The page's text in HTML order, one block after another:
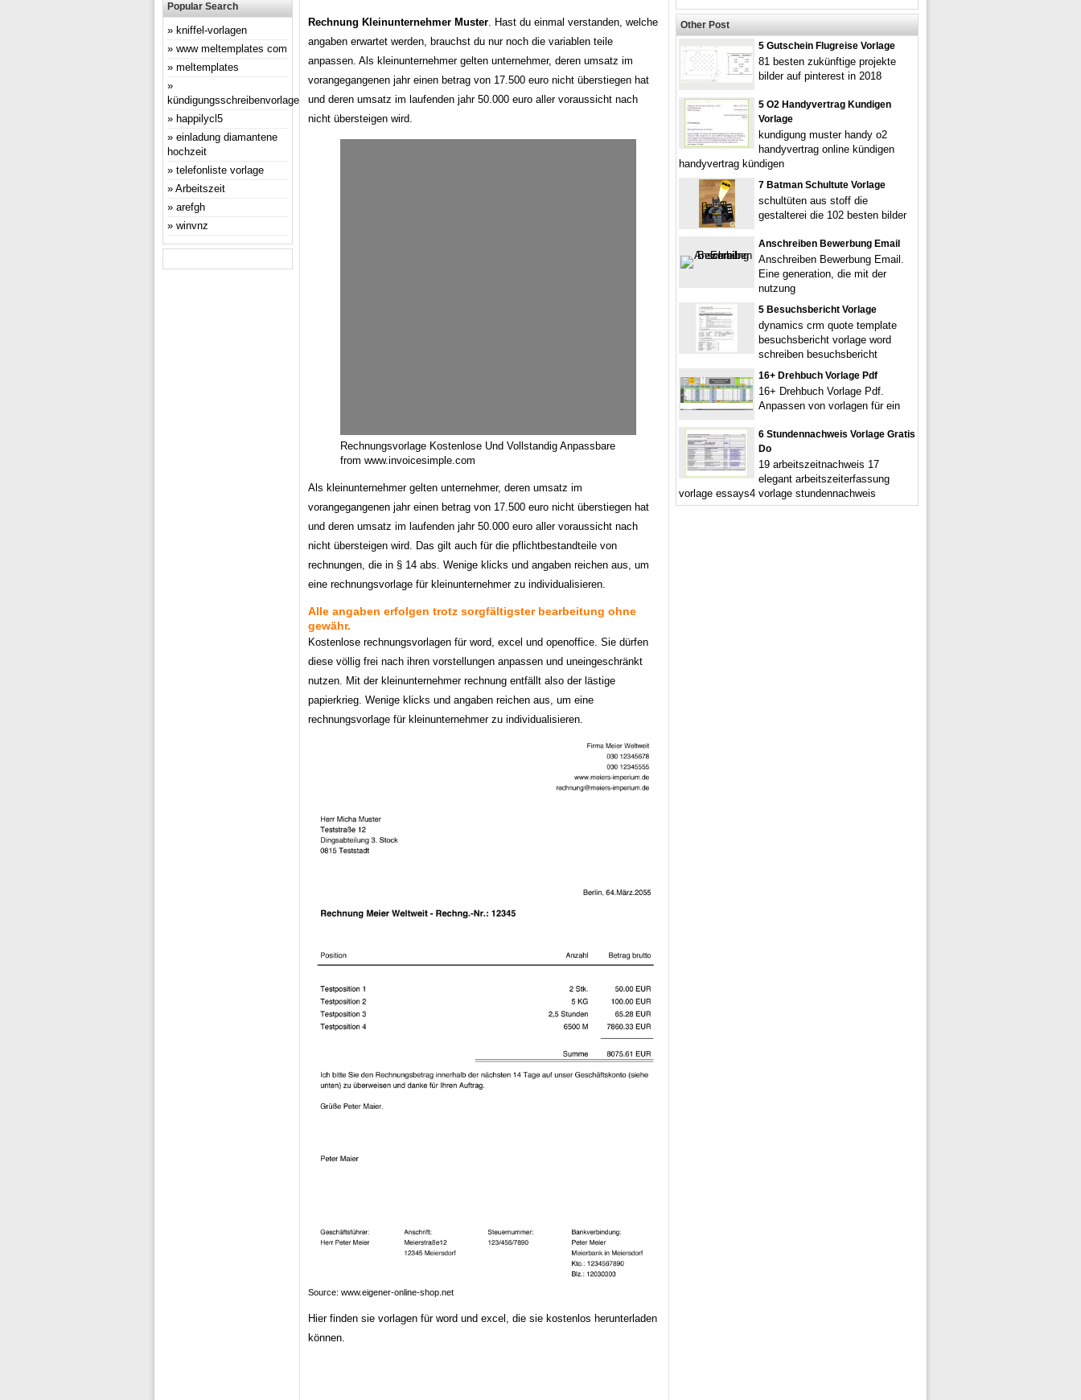
Rechnung Kleinunternehmer Muster. Hast du einmal verstanden, welche
angaben erwartet werden, brauchst du nur noch die variablen teile
anpassen. Als kleinunternehmer gelten unternehmer, deren umsatz im
vorangegangenen jahr einen betrag von 17.500 euro nicht überstiegen hat
und deren umsatz im laufenden jahr 50.000 euro aller voraussicht nach
nicht übersteigen wird.
Rechnungsvorlage Kostenlose Und Vollstandig Anpassbare
from www.invoicesimple.com
Als kleinunternehmer gelten unternehmer, deren umsatz im
vorangegangenen jahr einen betrag von 17.500 euro nicht überstiegen hat
und deren umsatz im laufenden jahr 50.000 euro aller voraussicht nach
nicht übersteigen wird. Das gilt auch für die pflichtbestandteile von
rechnungen, die in § 14 abs. Wenige klicks und angaben reichen aus, um
eine rechnungsvorlage für kleinunternehmer zu individualisieren.
Alle angaben erfolgen trotz sorgfältigster bearbeitung ohne
gewähr.
Kostenlose rechnungsvorlagen für word, excel und openoffice. Sie dürfen
diese völlig frei nach ihren vorstellungen anpassen und uneingeschränkt
nutzen. Mit der kleinunternehmer rechnung entfällt also der lästige
papierkrieg. Wenige klicks und angaben reichen aus, um eine
rechnungsvorlage für kleinunternehmer zu individualisieren.
Source: www.eigener-online-shop.net
Hier finden sie vorlagen für word und excel, die sie kostenlos herunterladen
können.
Popular Search
kniffel-vorlagen
www meltemplates com
meltemplates
kündigungsschreibenvorlage
happilycl5
einladung diamantene
hochzeit
telefonliste vorlage
Arbeitszeit
arefgh
winvnz
Other Post
5 Gutschein Flugreise Vorlage
81 besten zukünftige projekte
bilder auf pinterest in 2018
5 O2 Handyvertrag Kundigen
Vorlage
kundigung muster handy o2
handyvertrag online kündigen
handyvertrag kündigen
7 Batman Schultute Vorlage
schultüten aus stoff die
gestalterei die 102 besten bilder
Anschreiben Bewerbung Email
Anschreiben Bewerbung Email.
Eine generation, die mit der
nutzung
5 Besuchsbericht Vorlage
dynamics crm quote template
besuchsbericht vorlage word
schreiben besuchsbericht
16+ Drehbuch Vorlage Pdf
16+ Drehbuch Vorlage Pdf.
Anpassen von vorlagen für ein
6 Stundennachweis Vorlage Gratis
Do
19 arbeitszeitnachweis 17
elegant arbeitszeiterfassung
vorlage essays4 vorlage stundennachweis